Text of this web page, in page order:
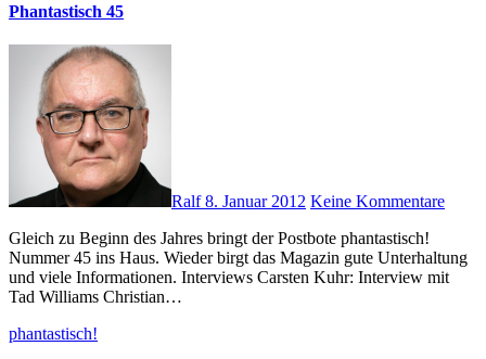
Phantastisch 45
Ralf8. Januar 2012 Keine Kommentare
Gleich zu Beginn des Jahres bringt der Postbote phantastisch!
Nummer 45 ins Haus. Wieder birgt das Magazin gute Unterhaltung
und viele Informationen. Interviews Carsten Kuhr: Interview mit
Tad Williams Christian…
phantastisch!